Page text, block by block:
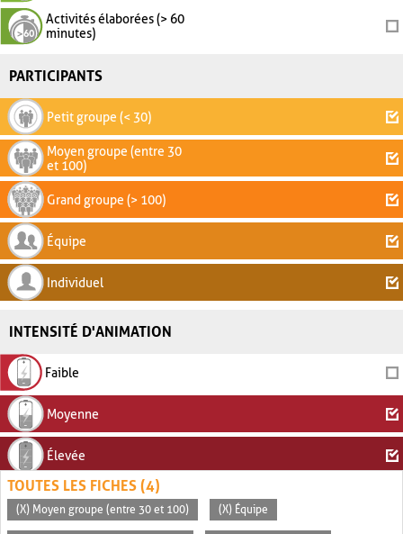
Activités élaborées (> 60
minutes)
PARTICIPANTS
Petit groupe (< 30)
Moyen groupe (entre 30
et 100)
Grand groupe (> 100)
Équipe
Individuel
INTENSITÉ D'ANIMATION
Faible
Moyenne
Élevée
TOUTES LES FICHES (4)
(X) Moyen groupe (entre 30 et 100) (X) Équipe